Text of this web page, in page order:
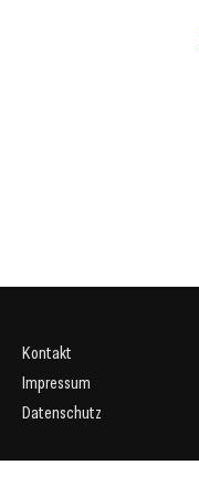
Kontakt
Impressum
Datenschutz